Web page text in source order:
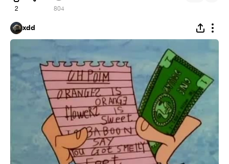
2 804
xdd